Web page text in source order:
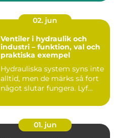
02. jun
Ventiler i hydraulik och
industri – funktion, val och
praktiska exempel
Hydrauliska system syns inte
alltid, men de märks så fort
något slutar fungera. Lyf...
01. jun